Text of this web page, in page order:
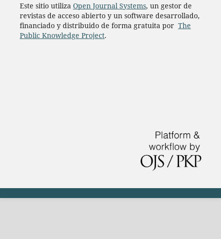
Este sitio utiliza Open Journal Systems, un gestor de
revistas de acceso abierto y un software desarrollado,
financiado y distribuido de forma gratuita por The
Public Knowledge Project.